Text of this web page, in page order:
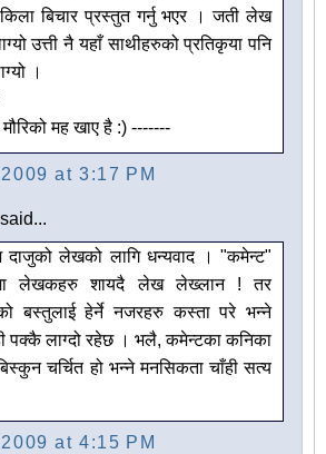
बिचार प्रस्तुत गर्नु भएर । जती लेख
उत्ती नै यहाँ साथीहरुको प्रतिकृया पनि
।
मह खाए है :) -------
at 3:17 PM
said...
दाजुको लेखको लागि धन्यवाद । "कमेन्ट"
लेखकहरु शायदै लेख लेख्लान ! तर
बस्तुलाई हेर्ने नजरहरु कस्ता परे भन्ने
पक्कै लाग्दो रहेछ । भलै, कमेन्टका कनिका
चर्चित हो भन्ने मनसिकता चाँही सत्य
at 4:15 PM